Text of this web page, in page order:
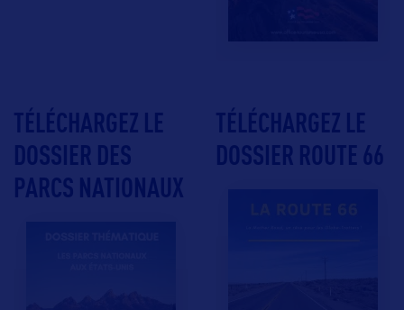
TÉLÉCHARGEZ LE
DOSSIER DES
PARCS NATIONAUX
TÉLÉCHARGEZ LE
DOSSIER ROUTE 66